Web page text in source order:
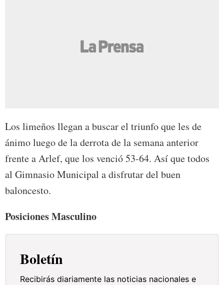
Los limeños llegan a buscar el triunfo que les de
ánimo luego de la derrota de la semana anterior
frente a Arlef, que los venció 53-64. Así que todos
al Gimnasio Municipal a disfrutar del buen
baloncesto.
Posiciones Masculino
Boletín
Recibirás diariamente las noticias nacionales e